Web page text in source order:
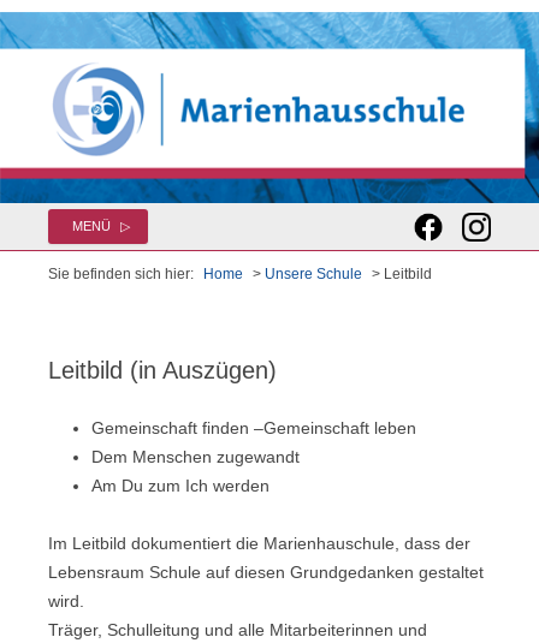
MENÜ
Sie befinden sich hier: Home > Unsere Schule > Leitbild
Leitbild (in Auszügen)
Gemeinschaft finden –Gemeinschaft leben
Dem Menschen zugewandt
Am Du zum Ich werden
Im Leitbild dokumentiert die Marienhauschule, dass der
Lebensraum Schule auf diesen Grundgedanken gestaltet
wird.
Träger, Schulleitung und alle Mitarbeiterinnen und